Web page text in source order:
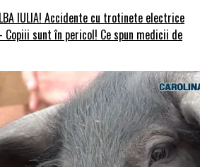
IULIA! Accidente cu trotinete electrice
sunt în pericol! Ce spun medicii de